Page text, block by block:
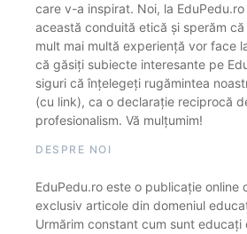
care v-a inspirat. Noi, la
această conduită etică și sperăm
mult mai multă experiență vor face
că găsiți subiecte interesante pe
siguri că înțelegeți rugămintea
(cu link), ca o declarație reciprocă
profesionalism. Vă mulțumim!
DESPRE NOI
EduPedu.ro este o publicație online
exclusiv articole din domeniul
Urmărim constant cum sunt educați